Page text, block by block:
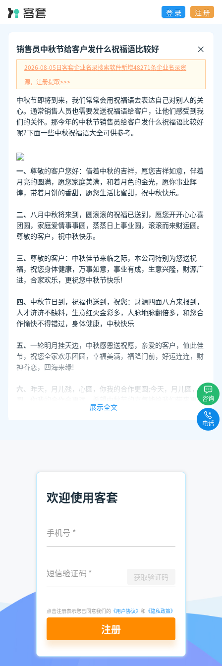
登 录 注 册
销售员中秋节给客户发什么祝福语比较好
2026-08-05日客套企业名录搜索软件新增48271条企业名录资
源，注册提取>>>
中秋节即将到来，我们常常会用祝福语去表达自己对别人的关
心。通常销售人员也需要发送祝福语给客户，让他们感受到我
们的关怀。那今年的中秋节销售员给客户发什么祝福语比较好
呢?下面一些中秋祝福语大全可供参考。
一、 尊敬的客户您好：借着中秋的吉祥，愿您吉祥如意，伴着
月亮的圆满，愿您家庭美满，和着月色的金光，愿你事业辉
煌，带着月饼的香甜，愿您生活比蜜甜，祝中秋快乐。
二、 八月中秋将来到，圆滚滚的祝福已送到，愿您开开心心喜
团圆，家庭爱情事事圆，蒸蒸日上事业圆，滚滚而来财运圆。
尊敬的客户，祝中秋快乐。
三、 尊敬的客户：中秋佳节来临之际，本公司特别为您送祝
福，祝您身体健康，万事如意，事业有成，生意兴隆，财源广
进，合家欢乐，更祝您中秋节快乐!
四、 中秋节日到，祝福也送到，祝您：财源四面八方来报到，
人才济济不缺料，生意红火金彩多，人脉地脉翻倍多，和您合
作愉快不得错过，身体健康，中秋快乐
五、 一轮明月挂天边，中秋感恩送祝愿，亲爱的客户，值此佳
节，祝您全家欢乐团圆，幸福美满，福降门前，好运连连，财
神眷恋，四海来缘!
六、 昨天，月儿残，心圆，你我的合作更圆;今天，月儿圆，梦
圆，你我的合作会更远。希望中秋节的喜气能给我们带来更好
的明天，祝事业顺心，事事顺心!
会伴着你，成功会等着你，钞票会寻找你，幸福会陪着你，快
乐会走向你，好运会靠近你，我要祝福你：中秋快乐。
着中秋的思念与祝愿。佳节来临，我用诚心企盼，愿您的生活
家庭美满，事业发达，收获连连。
发短信送福缘，一祝全家齐团圆，二祝祥和乐满园，三祝财运
滚滚来，四祝身体强又健，五祝事业更向前!中秋快乐，欢迎
您常回来看看!
中秋节日到，祝福也送到，祝您：财源四面八方来报到，
人才济济不缺料，生意红火金彩多，人脉地脉翻倍多，和您合
作愉快不得错过，身体健康中秋快乐!
展示全文
欢迎使用客套
手机号 *
短信验证码 * 获取验证码
点击注册表示您已同意我们的 《用户协议》 和 《隐私政策》
注册
咨询
电话